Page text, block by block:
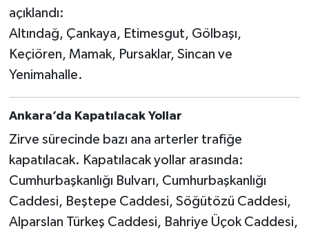
açıklandı:
Altındağ, Çankaya, Etimesgut, Gölbaşı,
Keçiören, Mamak, Pursaklar, Sincan ve
Yenimahalle.
Ankara’da Kapatılacak Yollar
Zirve sürecinde bazı ana arterler trafiğe
kapatılacak. Kapatılacak yollar arasında:
Cumhurbaşkanlığı Bulvarı, Cumhurbaşkanlığı
Caddesi, Beştepe Caddesi, Söğütözü Caddesi,
Alparslan Türkeş Caddesi, Bahriye Üçok Caddesi,